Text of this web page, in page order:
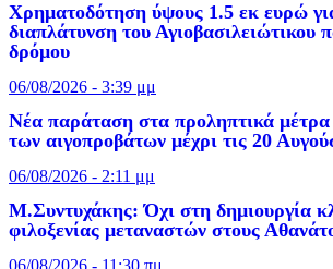
Xρηματοδότηση ύψους 1.5 εκ ευρώ
διαπλάτυνση του Αγιοβασιλειώτικου
δρόμου
06/08/2026 - 3:39 μμ
Νέα παράταση στα προληπτικά μέτρα
των αιγοπροβάτων μέχρι τις 20
06/08/2026 - 2:11 μμ
Μ.Συντυχάκης: Όχι στη δημιουργία
φιλοξενίας μεταναστών στους